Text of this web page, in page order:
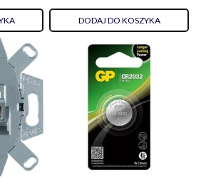
DODAJ DO KOSZYKA